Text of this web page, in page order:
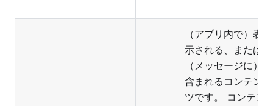
（アプリ内で）表
示される、または
（メッセージに）
含まれるコンテン
ツです。 コンテン